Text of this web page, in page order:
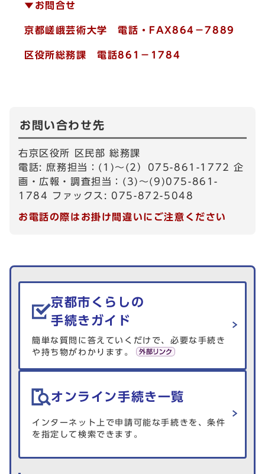
▼お問合せ
京都嵯峨芸術大学 電話・FAX864－7889
区役所総務課 電話861－1784
お問い合わせ先
右京区役所 区民部 総務課
電話: 庶務担当：(1)～(2）075-861-1772 企
画・広報・調査担当：(3)～(9)075-861-
1784 ファックス: 075-872-5048
お電話の際はお掛け間違いにご注意ください
生活情報を探す
京都市くらしの
手続きガイド
簡単な質問に答えていくだけで、必要な手続き
や持ち物がわかります。
オンライン手続き一覧
インターネット上で申請可能な手続きを、条件
を指定して検索できます。